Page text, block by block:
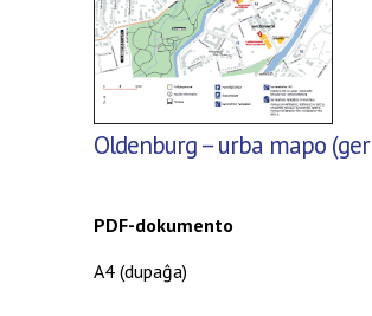
Oldenburg – urba mapo (
PDF-dokumento
A4 (dupaĝa)